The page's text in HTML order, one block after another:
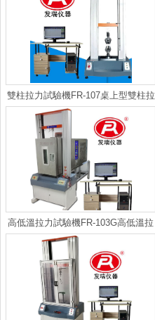
雙柱拉力試驗機FR-107桌上型雙柱拉
高低溫拉力試驗機FR-103G高低溫拉
力機廠家，拉力機價格報價